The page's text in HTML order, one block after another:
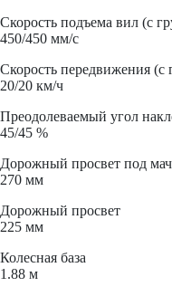
Скорость подъема вил (с
450/450 мм/с
Скорость передвижения (с
20/20 км/ч
Преодолеваемый угол
45/45 %
Дорожный просвет под
270 мм
Дорожный просвет
225 мм
Колесная база
1.88 м